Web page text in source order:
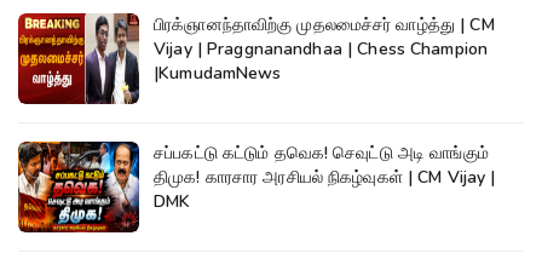
பிரக்ஞானந்தாவிற்கு முதலமைச்சர் வாழ்த்து | CM
Vijay | Praggnanandhaa | Chess Champion
|KumudamNews
சப்பகட்டு கட்டும் தவெக! செவுட்டு அடி வாங்கும்
திமுக! காரசார அரசியல் நிகழ்வுகள் | CM Vijay |
DMK